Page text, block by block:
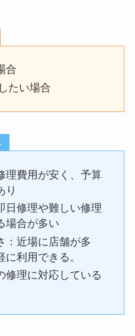
合
たい場合
理費用が安く、予算
り
日修理や難しい修理
場合が多い
：近場に店舗が多
に利用できる。
修理に対応している